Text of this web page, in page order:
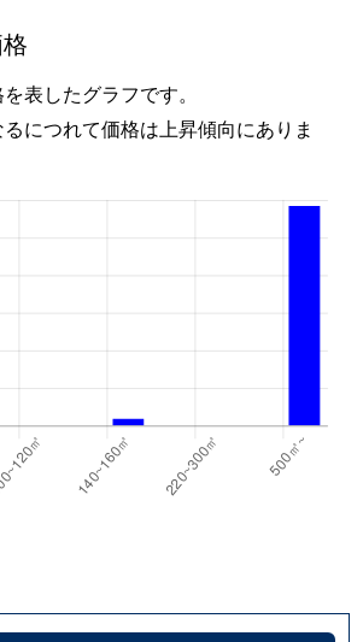
表したグラフです。
につれて価格は上昇傾向にありま